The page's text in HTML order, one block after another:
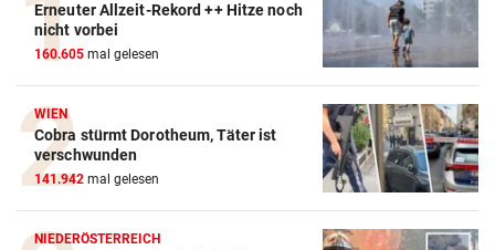
Erneuter Allzeit-Rekord ++ Hitze noch
nicht vorbei
160.605 mal gelesen
WIEN
Cobra stürmt Dorotheum, Täter ist
verschwunden
141.942 mal gelesen
NIEDERÖSTERREICH